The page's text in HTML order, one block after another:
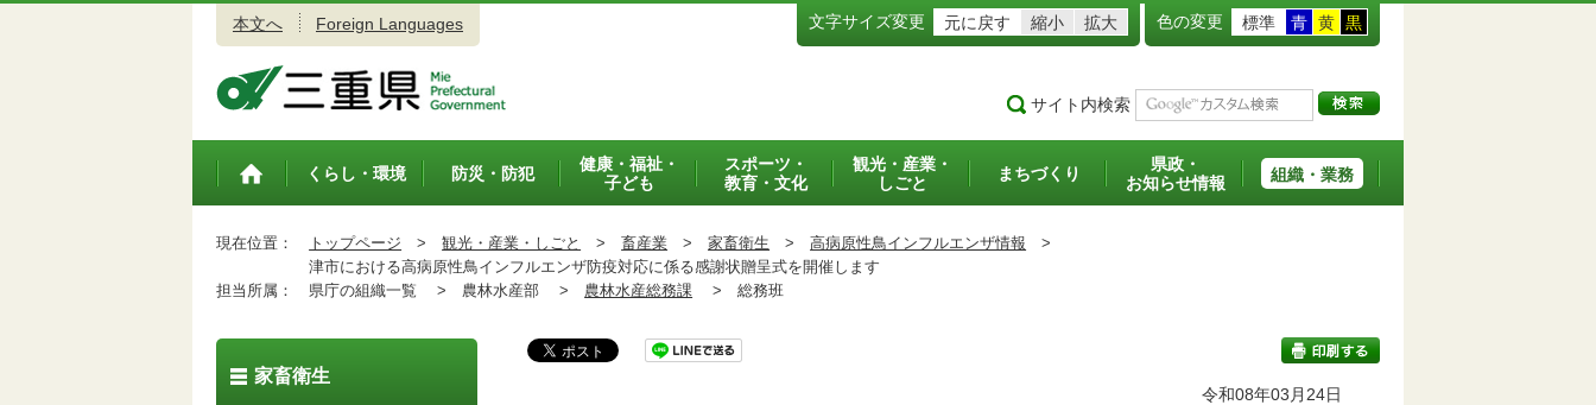
本文へ Foreign Languages 文字サイズ変更 元に戻す 縮小 拡大 色の変更 標準 青 黄 黒
サイト内検索
トップペ
くらし・環境 防災・防犯
健康・福祉・
子ども
スポーツ・
教育・文化
観光・産業・
しごと
まちづくり
県政・
お知らせ情報
組織・業務
現在位置： トップページ > 観光・産業・しごと > 畜産業 > 家畜衛生 > 高病原性鳥インフルエンザ情報 >
津市における高病原性鳥インフルエンザ防疫対応に係る感謝状贈呈式を開催します
担当所属：
県庁の組織一覧 > 農林水産部 > 農林水産総務課 > 総務班
令和08年03月24日
家畜衛生